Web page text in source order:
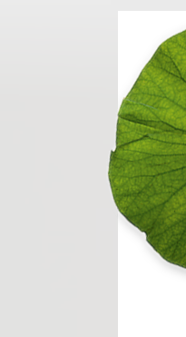
Barrierefrei Blumen bestellen